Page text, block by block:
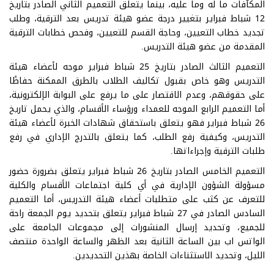
المكآفات ما له وما عليه، بينما يتعلق التعميم الثاني الصادر بتاريخ
12 شباط فبراير بتغيير درجة عضو هيئة تدريس بعد الترقية، وطلب
تجديد خطاب التعيين، وحاجة القسم للتعيين، وفحص خطابات الترقية
المقدمة من عضو هيئة التدريس.
التعميم الثالث الصادر بتاريخ 25 شباط فبراير موجه لأعضاء هيئة
التدريس وهو خاص بقبول تكاليف الطلاب بالطرق الممكنة حفاظًا
على حقوقهم، وعدم الاقتصار على ما يرفع على البوابة الإلكترونية،
أما التعميم الرابع الموجه للعمداء ورؤساء الأقسام، والذي يحمل تاريخ
26 شباط فبراير فهو يتعلق باستحقاق شهادات الخبرة لأعضاء هيئة
التدريس، وكيفية رفع الطلب، كما يتعلق بالتدرج الإداري في رفع
طلبات الترقية وإجراءاتها.
التعميم الخامس الصادر بتاريخ 26 شباط فبراير يتعلق بضرورة حضور
مسؤولة الشؤون الإدارية في أي كلية اجتماعات الأقسام والكلية
للتعرف عن كثب على متطلبات أعضاء هيئة التدريس، أما التعميم
السادس الصادر في 27 شباط فبراير يتعلق بتحديد يوم الجمعة راحة
للجميع، وتحديد إرسال المنشورات إلى مجموعات الجامعة على
الواتس اب بين الساعة الثانية بعد الظهر والساعة الواحدة منتصف
الليل، وتحديد الاستثناءات الخاصة بهذين التحديدين.